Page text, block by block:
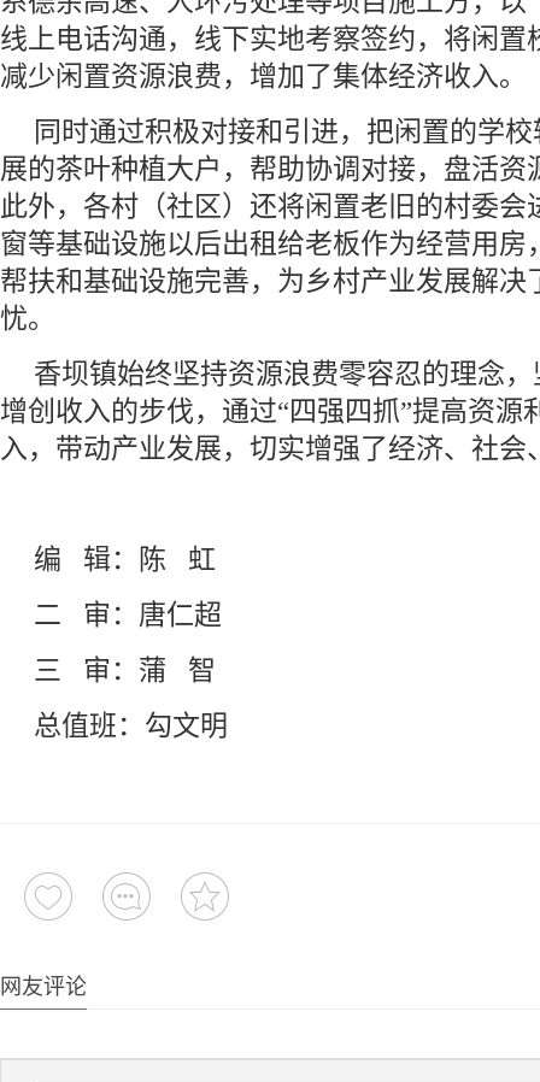
线上电话沟通，线下实地考察签约，将闲置
减少闲置资源浪费，增加了集体经济收入。
同时通过积极对接和引进，把闲置的学
展的茶叶种植大户，帮助协调对接，盘活资
此外，各村（社区）还将闲置老旧的村委会
窗等基础设施以后出租给老板作为经营用房
帮扶和基础设施完善，为乡村产业发展解决
忧。
香坝镇始终坚持资源浪费零容忍的理念
增创收入的步伐，通过“四强四抓”提高资源
入，带动产业发展，切实增强了经济、社会
编 辑：陈 虹
二 审：唐仁超
三 审：蒲 智
总值班：勾文明
网友评论